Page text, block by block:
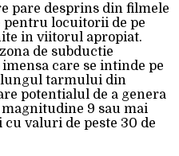
pare desprins din filmele
pentru locuitorii de pe
in viitorul apropiat.
de subductie
care se intinde pe
lungul tarmului din
potentialul de a genera
9 sau mai
valuri de peste 30 de